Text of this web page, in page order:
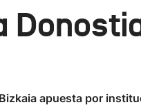
apuesta por